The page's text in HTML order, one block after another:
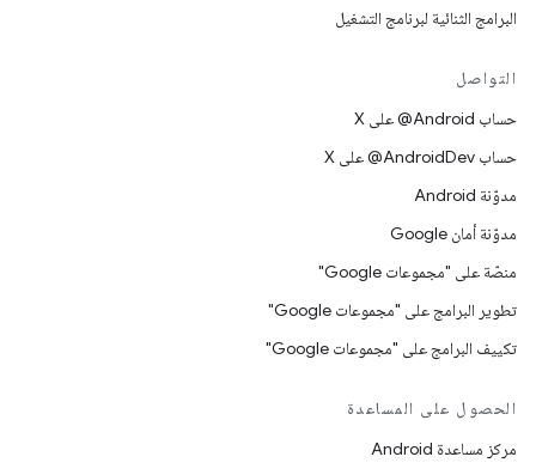
البرامج الثنائية لبرنامج التشغيل
التواصل
حساب ‎@Android على X
حساب ‎@AndroidDev على X
مدوّنة Android
مدوّنة أمان Google
منصّة على "مجموعات Google"
تطوير البرامج على "مجموعات Google"
تكييف البرامج على "مجموعات Google"
الحصول على المساعدة
مركز مساعدة Android